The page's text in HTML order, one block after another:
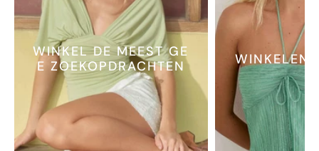
WINKEL DE MEEST GE
E ZOEKOPDRACHTEN
WINKELEN